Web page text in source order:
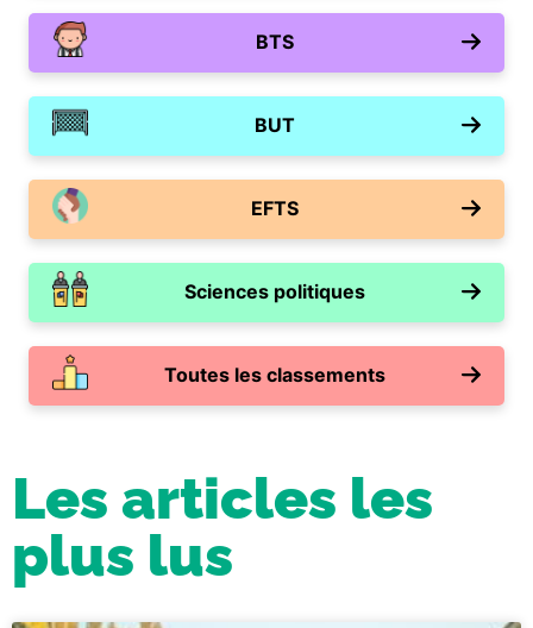
BTS
BUT
EFTS
Sciences politiques
Toutes les classements
Les articles les
plus lus